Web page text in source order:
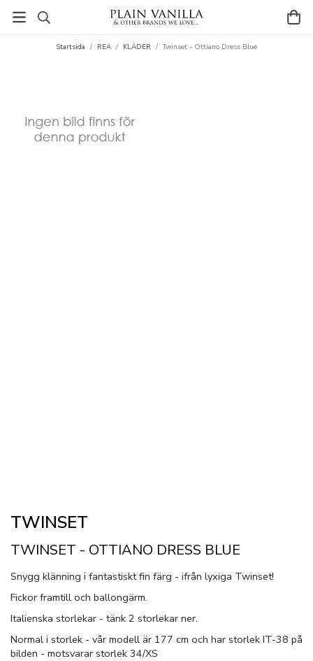
Startsida / REA / KLÄDER / Twinset - Ottiano Dress Blue
TWINSET
TWINSET - OTTIANO DRESS BLUE
Snygg klänning i fantastiskt fin färg - ifrån lyxiga Twinset!
Fickor framtill och ballongärm.
Italienska storlekar - tänk 2 storlekar ner.
Normal i storlek - vår modell är 177 cm och har storlek IT-38 på
bilden - motsvarar storlek 34/XS